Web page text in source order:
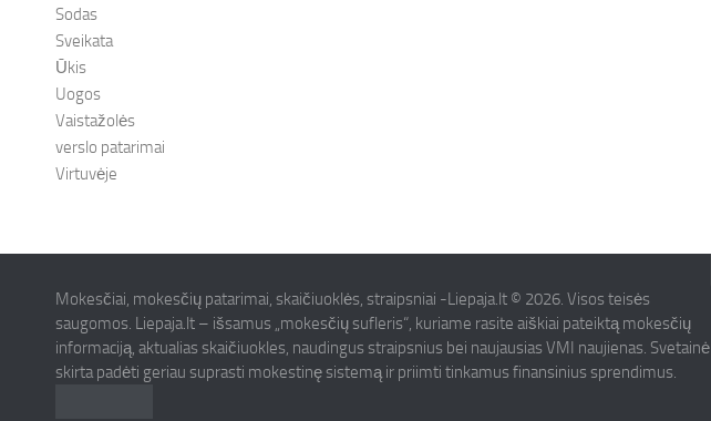
Sodas
Sveikata
Ūkis
Uogos
Vaistažolės
verslo patarimai
Virtuvėje
Mokesčiai, mokesčių patarimai, skaičiuoklės, straipsniai -Liepaja.lt © 2026. Visos teisės
saugomos. Liepaja.lt – išsamus „mokesčių sufleris“, kuriame rasite aiškiai pateiktą mokesčių
informaciją, aktualias skaičiuokles, naudingus straipsnius bei naujausias VMI naujienas. Svetainė
skirta padėti geriau suprasti mokestinę sistemą ir priimti tinkamus finansinius sprendimus.